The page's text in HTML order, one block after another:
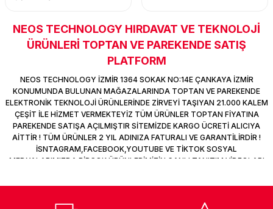
NEOS TECHNOLOGY HIRDAVAT VE TEKNOLOJİ
ÜRÜNLERİ TOPTAN VE PAREKENDE SATIŞ
PLATFORM
NEOS TECHNOLOGY İZMİR 1364 SOKAK NO:14E ÇANKAYA İZMİR
KONUMUNDA BULUNAN MAĞAZALARINDA TOPTAN VE PAREKENDE
ELEKTRONİK TEKNOLOJİ ÜRÜNLERİNDE ZİRVEYİ TAŞIYAN 21.000 KALEM
ÇEŞİT İLE HİZMET VERMEKTEYİZ TÜM ÜRÜNLER TOPTAN FİYATINA
PAREKENDE SATIŞA AÇILMIŞTIR SİTEMİZDE KARGO ÜCRETİ ALICIYA
AİTTİR ! TÜM ÜRÜNLER 2 YIL ADINIZA FATURALI VE GARANTİLİRDİR !
İSNTAGRAM,FACEBOOK,YOUTUBE VE TİKTOK SOSYAL
MEDYALARIMIZDA BİRÇOK ÜRÜNLERİMİZİN CANLI TANITIM VİDEOLARI